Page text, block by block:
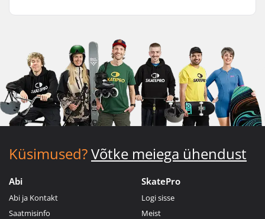
Küsimused?Võtke meiega ühendust
Abi
Abi ja Kontakt
Saatmisinfo
SkatePro
Logi sisse
Meist